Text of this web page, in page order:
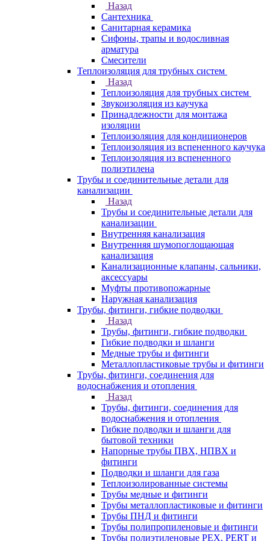
Назад
Сантехника
Санитарная керамика
Сифоны, трапы и водосливная
арматура
Смесители
Теплоизоляция для трубных систем
Назад
Теплоизоляция для трубных систем
Звукоизоляция из каучука
Принадлежности для монтажа
изоляции
Теплоизоляция для кондиционеров
Теплоизоляция из вспененного каучука
Теплоизоляция из вспененного
полиэтилена
Трубы и соединительные детали для
канализации
Назад
Трубы и соединительные детали для
канализации
Внутренняя канализация
Внутренняя шумопоглощающая
канализация
Канализационные клапаны, сальники,
аксессуары
Муфты противопожарные
Наружная канализация
Трубы, фитинги, гибкие подводки
Назад
Трубы, фитинги, гибкие подводки
Гибкие подводки и шланги
Медные трубы и фитинги
Металлопластиковые трубы и фитинги
Трубы, фитинги, соединения для
водоснабжения и отопления
Назад
Трубы, фитинги, соединения для
водоснабжения и отопления
Гибкие подводки и шланги для
бытовой техники
Напорные трубы ПВХ, НПВХ и
фитинги
Подводки и шланги для газа
Теплоизолированные системы
Трубы медные и фитинги
Трубы металлопластиковые и фитинги
Трубы ПНД и фитинги
Трубы полипропиленовые и фитинги
Трубы полиэтиленовые PEX, PERT и